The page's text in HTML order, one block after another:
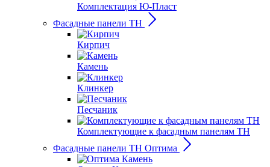
Комплектация Ю-Пласт
Фасадные панели ТН
Кирпич
Камень
Клинкер
Песчаник
Комплектующие к фасадным панелям ТН
Фасадные панели ТН Оптима